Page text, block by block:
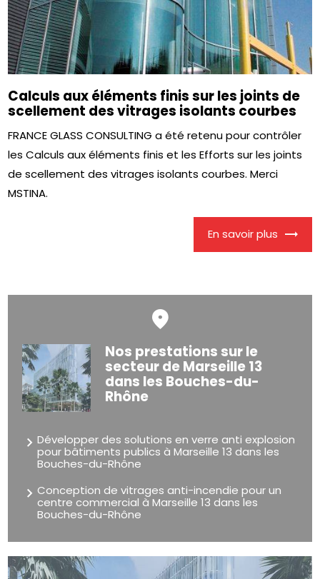
Calculs aux éléments finis sur les joints de
scellement des vitrages isolants courbes
FRANCE GLASS CONSULTING a été retenu pour contrôler
les Calculs aux éléments finis et les Efforts sur les joints
de scellement des vitrages isolants courbes. Merci
MSTINA.
En savoir plus
Nos prestations sur le
secteur de Marseille 13
dans les Bouches-du-
Rhône
Développer des solutions en verre anti explosion
pour bâtiments publics à Marseille 13 dans les
Bouches-du-Rhône
Conception de vitrages anti-incendie pour un
centre commercial à Marseille 13 dans les
Bouches-du-Rhône